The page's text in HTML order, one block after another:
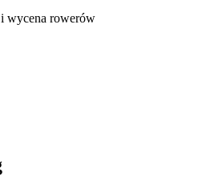
i wycena rowerów